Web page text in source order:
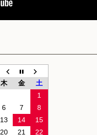
木 金
土
1
6 7
8
13 14
15
20 21
22